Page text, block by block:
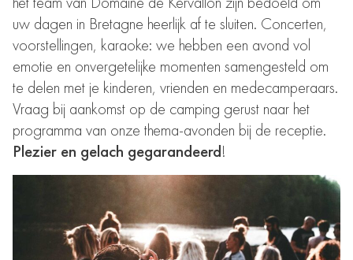
uw dagen in Bretagne heerlijk af te sluiten. Concerten,
voorstellingen, karaoke: we hebben een avond vol
emotie en onvergetelijke momenten samengesteld om
te delen met je kinderen, vrienden en medecamperaars.
Vraag bij aankomst op de camping gerust naar het
programma van onze thema-avonden bij de receptie.
Plezier en gelach gegarandeerd!